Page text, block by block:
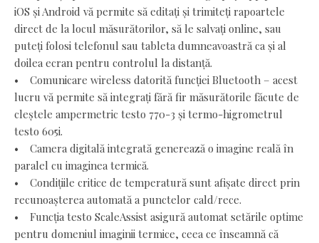
iOS și Android vă permite să editați și trimiteți rapoartele
direct de la locul măsurătorilor, să le salvați online, sau
puteți folosi telefonul sau tableta dumneavoastră ca și al
doilea ecran pentru controlul la distanță.
• Comunicare wireless datorită funcției Bluetooth – acest
lucru vă permite să integrați fără fir măsurătorile făcute de
cleștele ampermetric testo 770-3 și termo-higrometrul
testo 605i.
• Camera digitală integrată generează o imagine reală în
paralel cu imaginea termică.
• Condițiile critice de temperatură sunt afișate direct prin
recunoașterea automată a punctelor cald/rece.
• Funcția testo ScaleAssist asigură automat setările optime
pentru domeniul imaginii termice, ceea ce înseamnă că